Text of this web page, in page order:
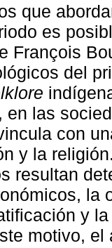
que
es
François
del
en las
con
y la
resultan
la
y
motivo,